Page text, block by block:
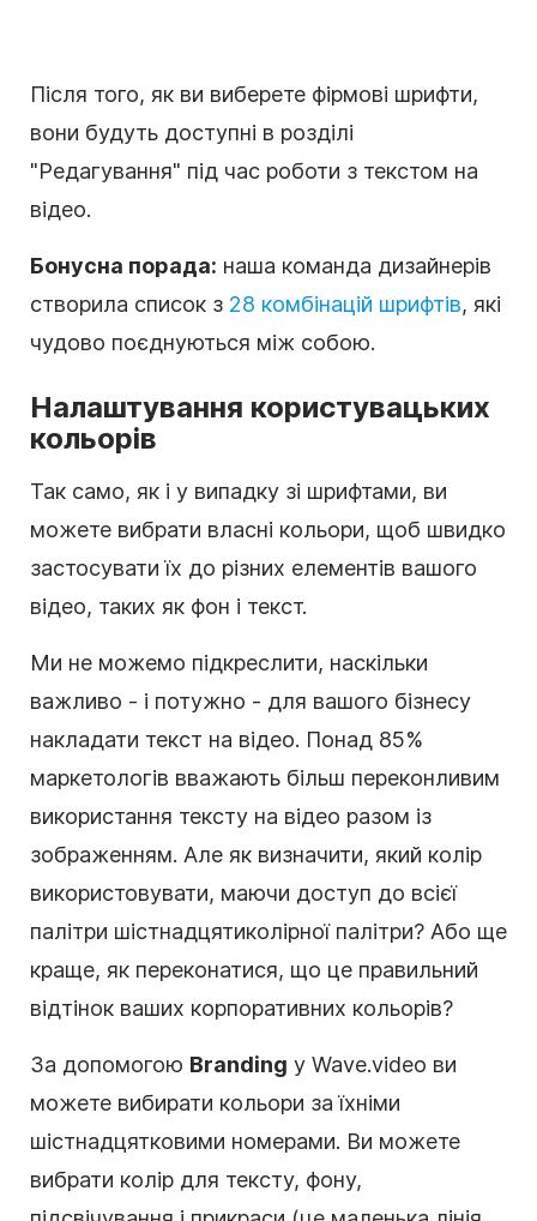
Після того, як ви виберете фірмові шрифти,
вони будуть доступні в розділі
"Редагування" під час роботи з текстом на
відео.
Бонусна порада: наша команда дизайнерів
створила список з 28 комбінацій шрифтів, які
чудово поєднуються між собою.
Налаштування користувацьких
кольорів
Так само, як і у випадку зі шрифтами, ви
можете вибрати власні кольори, щоб швидко
застосувати їх до різних елементів вашого
відео, таких як фон і текст.
Ми не можемо підкреслити, наскільки
важливо - і потужно - для вашого бізнесу
накладати текст на відео. Понад 85%
маркетологів вважають більш переконливим
використання тексту на відео разом із
зображенням. Але як визначити, який колір
використовувати, маючи доступ до всієї
палітри шістнадцятиколірної палітри? Або ще
краще, як переконатися, що це правильний
відтінок ваших корпоративних кольорів?
За допомогою Branding у Wave.video ви
можете вибирати кольори за їхніми
шістнадцятковими номерами. Ви можете
вибрати колір для тексту, фону,